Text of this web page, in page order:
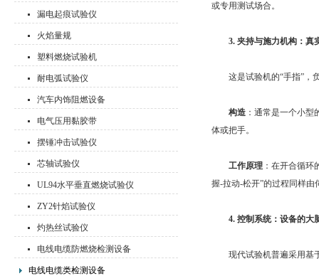
漏电起痕试验仪
火焰量规
塑料燃烧试验机
耐电弧试验仪
汽车内饰阻燃设备
电气压用黏胶带
摆锤冲击试验仪
芯轴试验仪
UL94水平垂直燃烧试验仪
ZY2针焰试验仪
灼热丝试验仪
电线电缆防燃烧检测设备
电线电缆类检测设备
或专用测试场合。
3. 夹持与施力机构：真
这是试验机的“手指”，
构造 ：通常是一个小
体或把手。
工作原理 ：在开合循
握-拉动-松开”的过程同样
4. 控制系统：设备的大
现代试验机普遍采用基